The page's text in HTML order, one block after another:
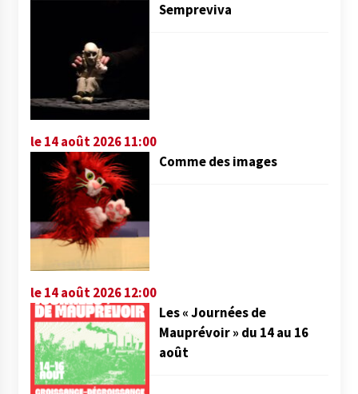
Sempreviva
le 14 août 2026 11:00
Comme des images
le 14 août 2026 12:00
Les « Journées de
Mauprévoir » du 14 au 16
août